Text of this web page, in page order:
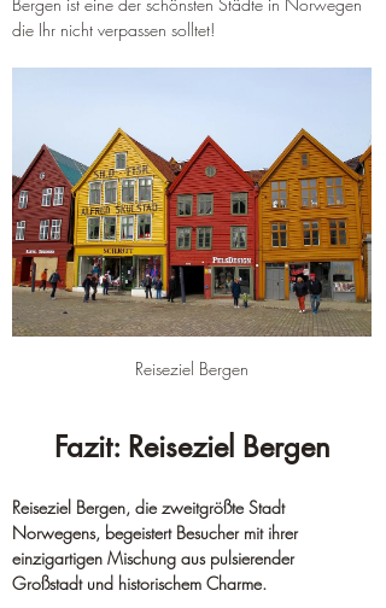
die Ihr nicht verpassen solltet!
Reiseziel Bergen
Fazit: Reiseziel Bergen
Reiseziel Bergen, die zweitgrößte Stadt
Norwegens, begeistert Besucher mit ihrer
einzigartigen Mischung aus pulsierender
Großstadt und historischem Charme.